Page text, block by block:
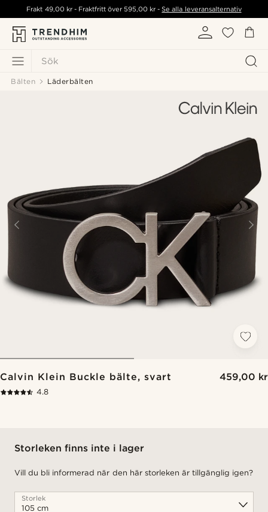
Sök
Frakt 49,00 kr- Fraktfritt över595,00 kr -Se alla leveransalternativ
Bälten Läderbälten
Calvin Klein Buckle bälte, svart 459,00 kr
4.8
Storleken finns inte i lager
Vill du bli informerad när den här storleken är tillgänglig igen?
Storlek